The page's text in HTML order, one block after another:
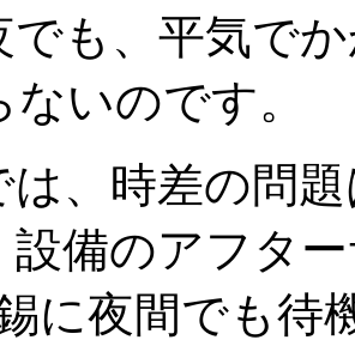
でも、平気で
いのです。
、時差の問
設備のアフタ
に夜間でも待